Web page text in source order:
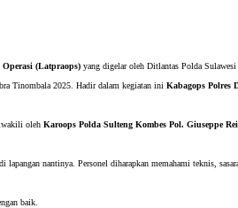
(Latpraops) yang digelar oleh Ditlantas Polda
Tinombala 2025. Hadir dalam kegiatan ini Kabagops Polres
oleh Karoops Polda Sulteng Kombes Pol. Giuseppe
nantinya. Personel diharapkan memahami teknis,
baik.